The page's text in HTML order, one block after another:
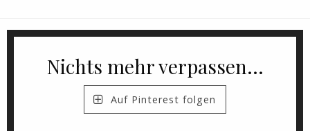
Nichts mehr verpassen...
Auf Pinterest folgen